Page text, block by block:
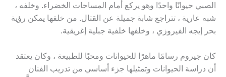
الصبي حيوانًا واحدًا وهو يركع أمام المساحات الخضراء. وخلفه ،
شبه عارية ، تتراجع شابة جميلة عن القتال. من خلفها يمكن رؤية
بحر إيجه الفيروزي ، وخلفها خلفية جبلية إغريقية.
كان جيروم رسامًا ماهرًا للحيوانات ومحبًا للطبيعة ، وكان يعتقد
أن دراسة الحيوانات وتمثيلها جزء أساسي من تدريب الفنان